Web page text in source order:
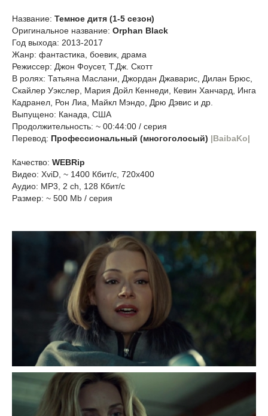
Название: Темное дитя (1-5 сезон)
Оригинальное название: Orphan Black
Год выхода: 2013-2017
Жанр: фантастика, боевик, драма
Режиссер: Джон Фоусет, Т.Дж. Скотт
В ролях: Татьяна Маслани, Джордан Джаварис, Дилан Брюс,
Скайлер Уэкслер, Мария Дойл Кеннеди, Кевин Ханчард, Инга
Кадранел, Рон Лиа, Майкл Мэндо, Дрю Дэвис и др.
Выпущено: Канада, США
Продолжительность: ~ 00:44:00 / серия
Перевод: Профессиональный (многоголосый) |BaibaKo|
Качество: WEBRip
Видео: XviD, ~ 1400 Кбит/с, 720x400
Аудио: МР3, 2 ch, 128 Кбит/с
Размер: ~ 500 Mb / серия